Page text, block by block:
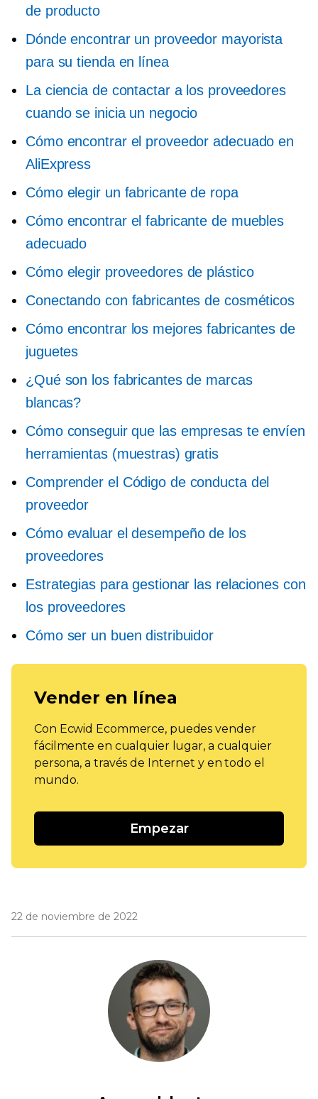
de producto
Dónde encontrar un proveedor mayorista
para su tienda en línea
La ciencia de contactar a los proveedores
cuando se inicia un negocio
Cómo encontrar el proveedor adecuado en
AliExpress
Cómo elegir un fabricante de ropa
Cómo encontrar el fabricante de muebles
adecuado
Cómo elegir proveedores de plástico
Conectando con fabricantes de cosméticos
Cómo encontrar los mejores fabricantes de
juguetes
¿Qué son los fabricantes de marcas
blancas?
Cómo conseguir que las empresas te envíen
herramientas (muestras) gratis
Comprender el Código de conducta del
proveedor
Cómo evaluar el desempeño de los
proveedores
Estrategias para gestionar las relaciones con
los proveedores
Cómo ser un buen distribuidor
Vender en línea
Con Ecwid Ecommerce, puedes vender
fácilmente en cualquier lugar, a cualquier
persona, a través de Internet y en todo el
mundo.
Empezar
22 de noviembre de 2022